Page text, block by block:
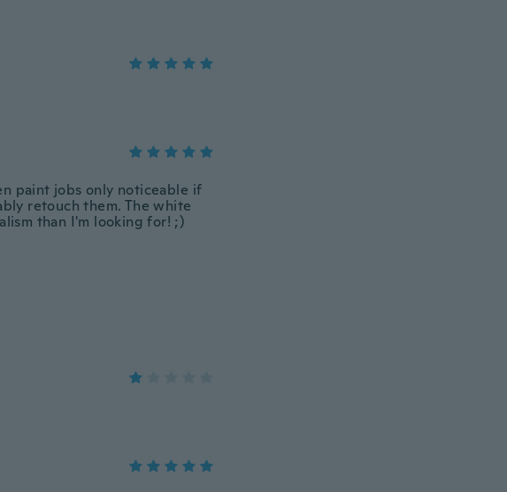
paint jobs only noticeable if
retouch them. The white
than I'm looking for! ;)